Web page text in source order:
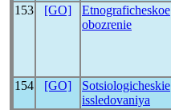
153
[GO]
Etnograficheskoe
obozrenie
154
[GO]
Sotsiologicheskie
issledovaniya